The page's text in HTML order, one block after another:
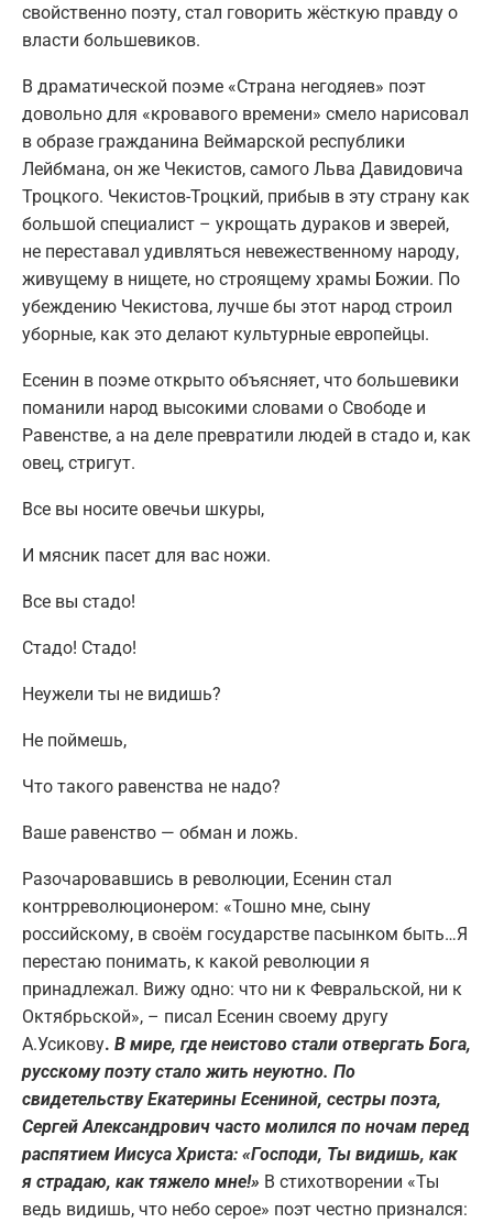
свойственно поэту, стал говорить жёсткую правду о
власти большевиков.
В драматической поэме «Страна негодяев» поэт
довольно для «кровавого времени» смело нарисовал
в образе гражданина Веймарской республики
Лейбмана, он же Чекистов, самого Льва Давидовича
Троцкого. Чекистов-Троцкий, прибыв в эту страну как
большой специалист – укрощать дураков и зверей,
не переставал удивляться невежественному народу,
живущему в нищете, но строящему храмы Божии. По
убеждению Чекистова, лучше бы этот народ строил
уборные, как это делают культурные европейцы.
Есенин в поэме открыто объясняет, что большевики
поманили народ высокими словами о Свободе и
Равенстве, а на деле превратили людей в стадо и, как
овец, стригут.
Все вы носите овечьи шкуры,
И мясник пасет для вас ножи.
Все вы стадо!
Стадо! Стадо!
Неужели ты не видишь?
Не поймешь,
Что такого равенства не надо?
Ваше равенство — обман и ложь.
Разочаровавшись в революции, Есенин стал
контрреволюционером: «Тошно мне, сыну
российскому, в своём государстве пасынком быть…Я
перестаю понимать, к какой революции я
принадлежал. Вижу одно: что ни к Февральской, ни к
Октябрьской», – писал Есенин своему другу
А.Усикову. В мире, где неистово стали отвергать Бога,
русскому поэту стало жить неуютно. По
свидетельству Екатерины Есениной, сестры поэта,
Сергей Александрович часто молился по ночам перед
распятием Иисуса Христа: «Господи, Ты видишь, как
я страдаю, как тяжело мне!» В стихотворении «Ты
ведь видишь, что небо серое» поэт честно признался: